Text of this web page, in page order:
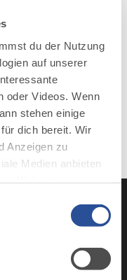
du der Nutzung
auf unserer
oder Videos. Wenn
stehen einige
dich bereit. Wir
Anzeigen zu
Medien anbieten
an unsere Partner
die du
und